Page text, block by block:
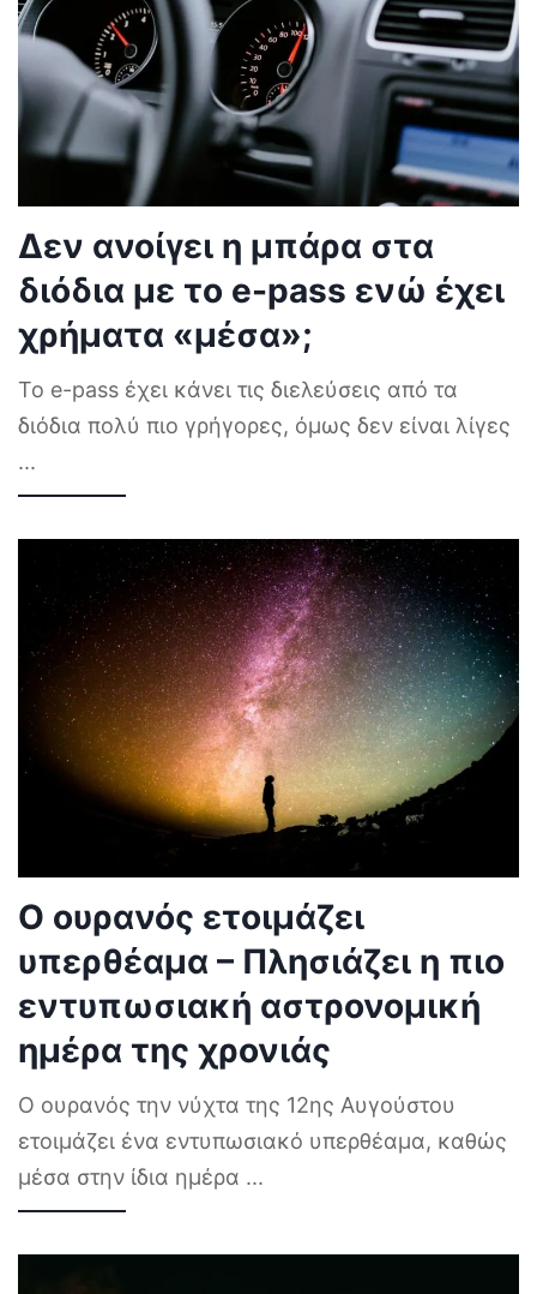
Δεν ανοίγει η μπάρα στα
διόδια με το e-pass ενώ έχει
χρήματα «μέσα»;
Το e-pass έχει κάνει τις διελεύσεις από τα
διόδια πολύ πιο γρήγορες, όμως δεν είναι λίγες
...
Ο ουρανός ετοιμάζει
υπερθέαμα – Πλησιάζει η πιο
εντυπωσιακή αστρονομική
ημέρα της χρονιάς
Ο ουρανός την νύχτα της 12ης Αυγούστου
ετοιμάζει ένα εντυπωσιακό υπερθέαμα, καθώς
μέσα στην ίδια ημέρα ...